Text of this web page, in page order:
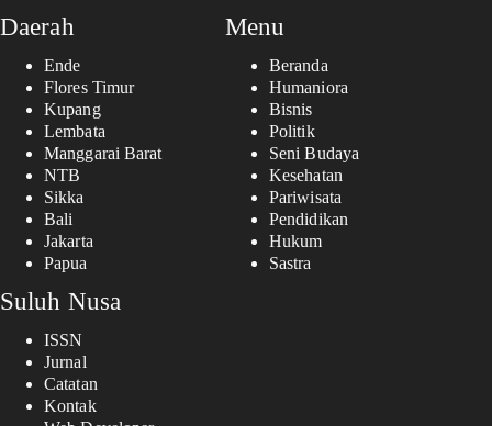
Daerah
Ende
Flores Timur
Kupang
Lembata
Manggarai Barat
NTB
Sikka
Bali
Jakarta
Papua
Menu
Beranda
Humaniora
Bisnis
Politik
Seni Budaya
Kesehatan
Pariwisata
Pendidikan
Hukum
Sastra
Suluh Nusa
ISSN
Jurnal
Catatan
Kontak